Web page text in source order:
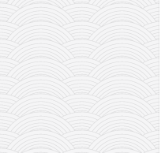
фотке
контакт